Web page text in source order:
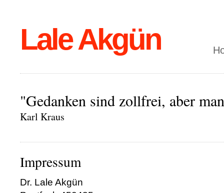
Lale Akgün
"Gedanken sind zollfrei, aber
Karl Kraus
Impressum
Dr. Lale Akgün